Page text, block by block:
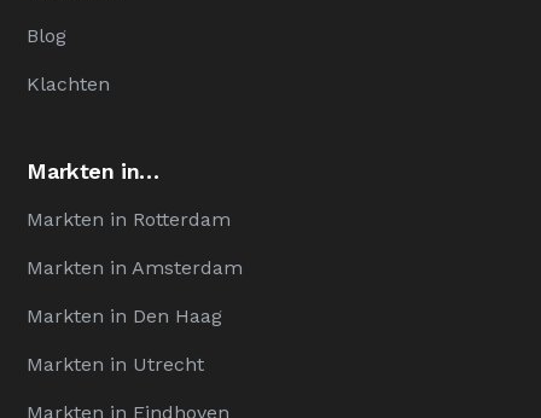
Blog
Klachten
Markten in…
Markten in Rotterdam
Markten in Amsterdam
Markten in Den Haag
Markten in Utrecht
Markten in Eindhoven